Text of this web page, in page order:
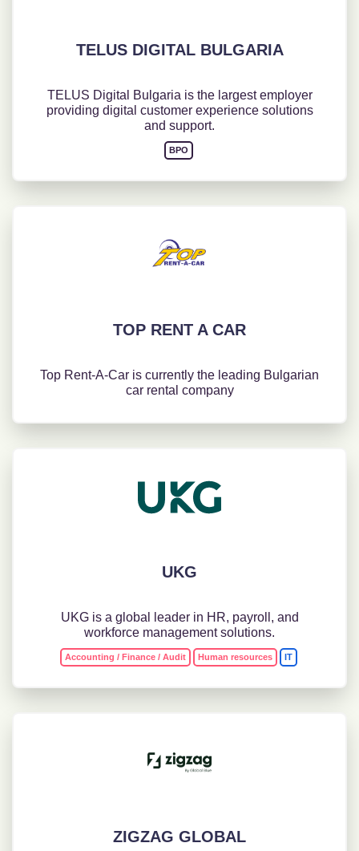
TELUS DIGITAL BULGARIA
TELUS Digital Bulgaria is the largest employer
providing digital customer experience solutions
and support.
BPO
TOP RENT A CAR
Top Rent-A-Car is currently the leading Bulgarian
car rental company
UKG
UKG is a global leader in HR, payroll, and
workforce management solutions.
Accounting / Finance / Audit Human resources IT
ZIGZAG GLOBAL